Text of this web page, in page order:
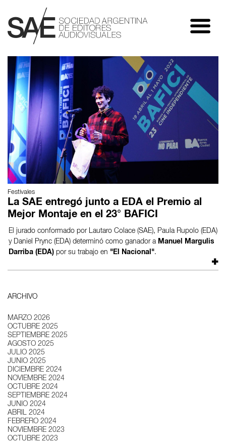
Festivales
La SAE entregó junto a EDA el Premio al
Mejor Montaje en el 23° BAFICI
El jurado conformado por Lautaro Colace (SAE), Paula Rupolo (EDA)
y Daniel Prync (EDA) determinó como ganador a Manuel Margulis
Darriba (EDA) por su trabajo en "El Nacional".
ARCHIVO
MARZO 2026
OCTUBRE 2025
SEPTIEMBRE 2025
AGOSTO 2025
JULIO 2025
JUNIO 2025
DICIEMBRE 2024
NOVIEMBRE 2024
OCTUBRE 2024
SEPTIEMBRE 2024
JUNIO 2024
ABRIL 2024
FEBRERO 2024
NOVIEMBRE 2023
OCTUBRE 2023